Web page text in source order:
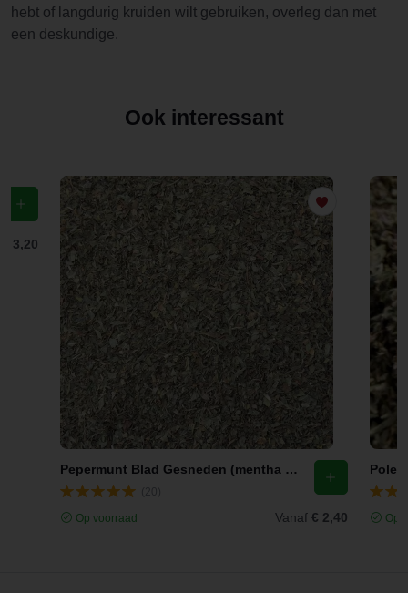
hebt of langdurig kruiden wilt gebruiken, overleg dan met
een deskundige.
Ook interessant
€ 3,20
Pepermunt Blad Gesneden (mentha x piperita l.)
Op voorraad Vanaf € 2,40 Op